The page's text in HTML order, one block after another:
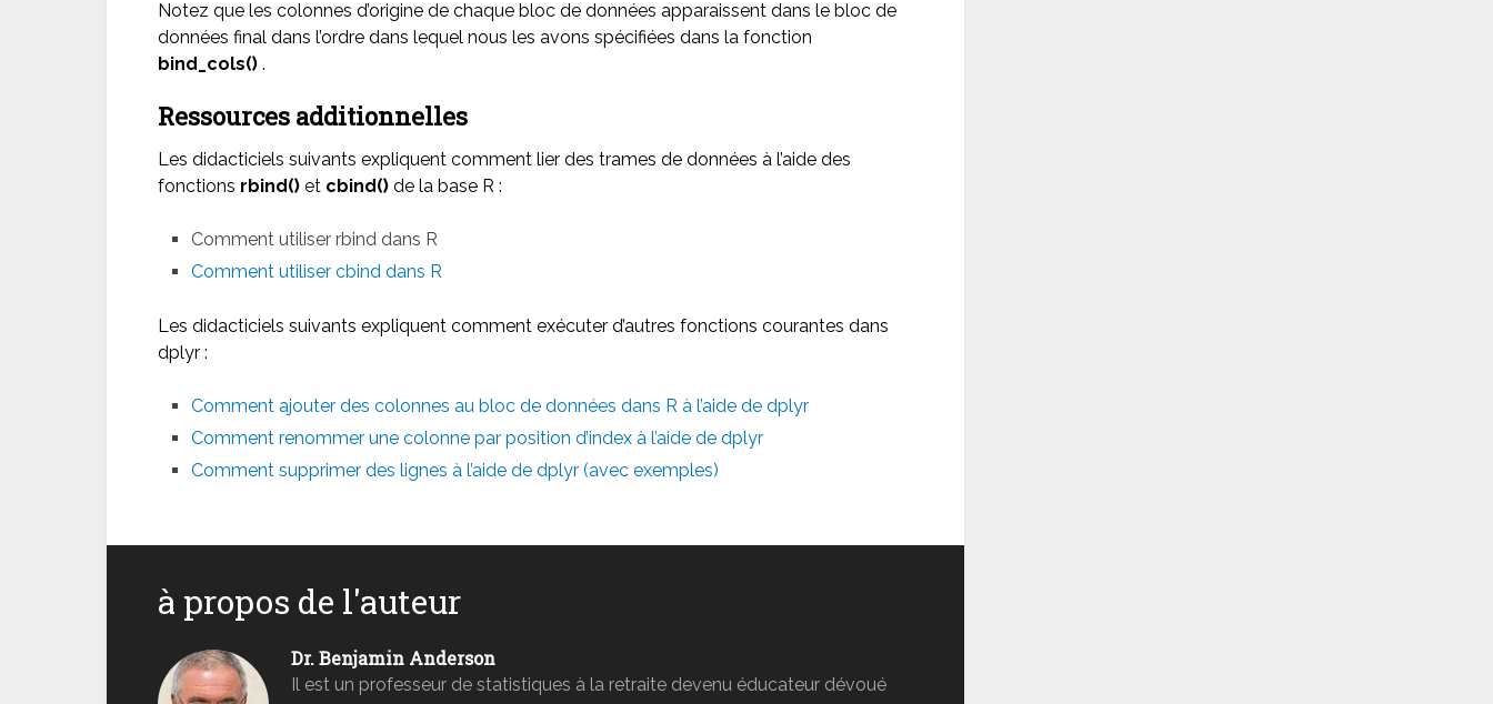
Notez que les colonnes d’origine de chaque bloc de données apparaissent dans le bloc de
données final dans l’ordre dans lequel nous les avons spécifiées dans la fonction
bind_cols() .
Ressources additionnelles
Les didacticiels suivants expliquent comment lier des trames de données à l’aide des
fonctions rbind() et cbind() de la base R :
Comment utiliser rbind dans R
Comment utiliser cbind dans R
Les didacticiels suivants expliquent comment exécuter d’autres fonctions courantes dans
dplyr :
Comment ajouter des colonnes au bloc de données dans R à l’aide de dplyr
Comment renommer une colonne par position d’index à l’aide de dplyr
Comment supprimer des lignes à l’aide de dplyr (avec exemples)
à propos de l'auteur
Dr. Benjamin Anderson
Il est un professeur de statistiques à la retraite devenu éducateur dévoué